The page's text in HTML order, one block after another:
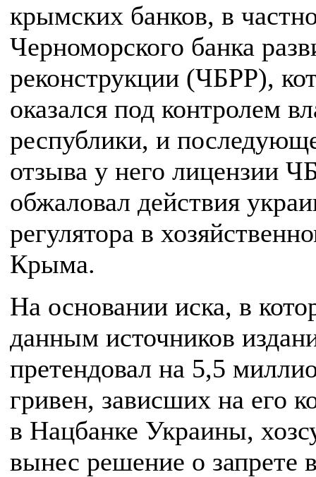
крымских банков, в
Черноморского банка
реконструкции (ЧБРР),
оказался под контролем
республики, и
отзыва у него лицензии
обжаловал действия
регулятора в
Крыма.
На основании иска, в
данным источников
претендовал на 5,5
гривен, зависших на его
в Нацбанке Украины,
вынес решение о запрете